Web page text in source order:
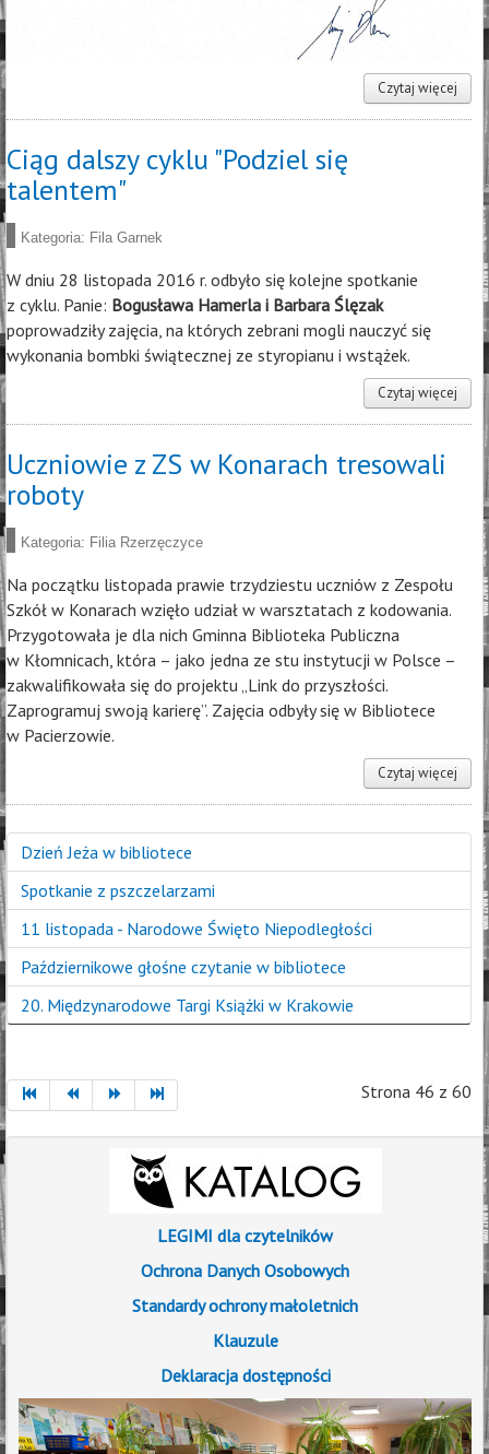
Czytaj więcej
Ciąg dalszy cyklu "Podziel się
talentem"
Kategoria: Fila Garnek
W dniu 28 listopada 2016 r. odbyło się kolejne spotkanie
z cyklu. Panie: Bogusława Hamerla i Barbara Ślęzak
poprowadziły zajęcia, na których zebrani mogli nauczyć się
wykonania bombki świątecznej ze styropianu i wstążek.
Czytaj więcej
Uczniowie z ZS w Konarach tresowali
roboty
Kategoria: Filia Rzerzęczyce
Na początku listopada prawie trzydziestu uczniów z Zespołu
Szkół w Konarach wzięło udział w warsztatach z kodowania.
Przygotowała je dla nich Gminna Biblioteka Publiczna
w Kłomnicach, która – jako jedna ze stu instytucji w Polsce –
zakwalifikowała się do projektu „Link do przyszłości.
Zaprogramuj swoją karierę”. Zajęcia odbyły się w Bibliotece
w Pacierzowie.
Czytaj więcej
Dzień Jeża w bibliotece
Spotkanie z pszczelarzami
11 listopada - Narodowe Święto Niepodległości
Październikowe głośne czytanie w bibliotece
20. Międzynarodowe Targi Książki w Krakowie
Strona 46 z 60
LEGIMI dla czytelników
Ochrona Danych Osobowych
Standardy ochrony małoletnich
Klauzule
Deklaracja dostępności